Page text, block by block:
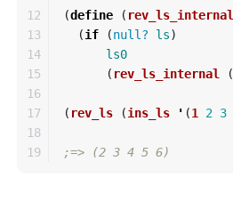
12
13
14
15
16
17
18
(define ( rev_ls_internal
(if (null? ls)
ls0
( rev_ls_internal (
( rev_ls (ins_ls ' (1 2 3
;=> (2 3 4 5 6)